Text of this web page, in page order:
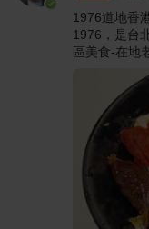
1976道地香
1976，是台
區美食-在地